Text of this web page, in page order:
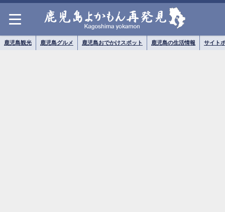
鹿児島観光 鹿児島グルメ 鹿児島おでかけスポット 鹿児島の生活情報 サイト